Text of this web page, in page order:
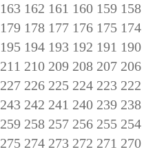
158
159
160
161
162
163
174
175
176
177
178
179
190
191
192
193
194
195
206
207
208
209
210
211
222
223
224
225
226
227
238
239
240
241
242
243
254
255
256
257
258
259
270
271
272
273
274
275